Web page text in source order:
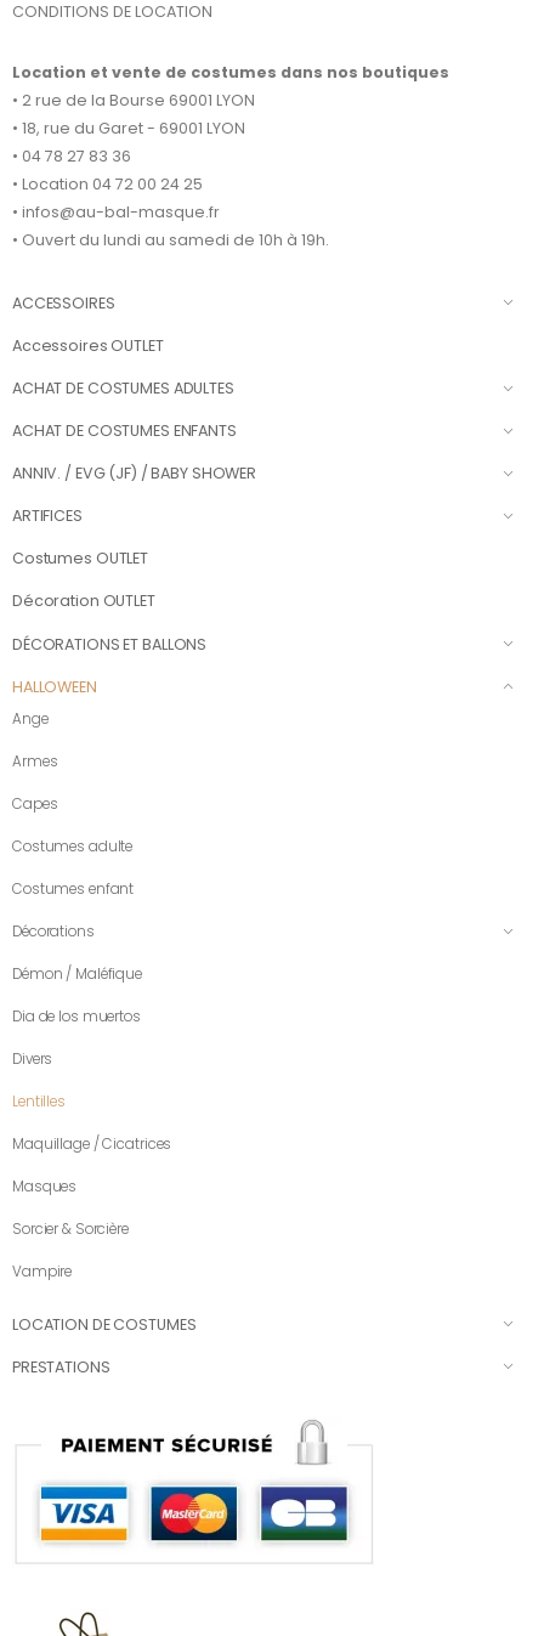
CONDITIONS DE LOCATION
Location et vente de costumes dans nos boutiques
• 2 rue de la Bourse 69001 LYON
• 18, rue du Garet - 69001 LYON
• 04 78 27 83 36
• Location 04 72 00 24 25
• infos@au-bal-masque.fr
• Ouvert du lundi au samedi de 10h à 19h.
ACCESSOIRES
Accessoires OUTLET
ACHAT DE COSTUMES ADULTES
ACHAT DE COSTUMES ENFANTS
ANNIV. / EVG (JF) / BABY SHOWER
ARTIFICES
Costumes OUTLET
Décoration OUTLET
DÉCORATIONS ET BALLONS
HALLOWEEN
Ange
Armes
Capes
Costumes adulte
Costumes enfant
Décorations
Démon / Maléfique
Dia de los muertos
Divers
Lentilles
Maquillage / Cicatrices
Masques
Sorcier & Sorcière
Vampire
LOCATION DE COSTUMES
PRESTATIONS